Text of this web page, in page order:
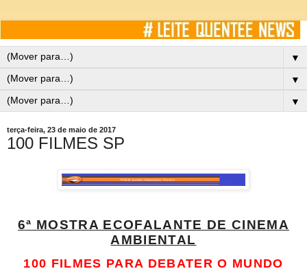
▼
▼
▼
terça-feira, 23 de maio de 2017
100 FILMES SP
6ª MOSTRA ECOFALANTE DE CINEMA
AMBIENTAL
100 FILMES PARA DEBATER O MUNDO